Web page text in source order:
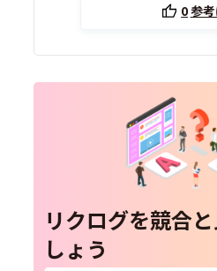
0参
リクログを競合
しょう